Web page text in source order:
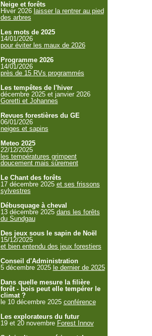
Neige et forêts
Hiver 2026 laisser la rentrer au pied
des arbres
Les mots de 2025
14/01/2026
pour éviter les maux de 2026
Programme 2026
14/01/2026
près de 15 RVs programmés
Les tempêtes de l'hiver
décembre 2025 et janvier 2026
Goretti et Johannes
Revues forestières du GE
06/01/2026
neiges et sapins
Meteo 2025
22/12/2025
les températures grimpent
doucement mais sûrement
Le Chant des forêts
17 décembre 2025 et ses frissons
sylvestres
Débusquage à cheval
13 décembre 2025 dans les forêts
du Sundgau
Des jeux sous le sapin de Noël
15/12/2025
et bien entendu des jeux forestiers
Conseil d'Administration
5 décembre 2025 le dernier de 2025
Dans quelle mesure la filière
forêt - bois peut elle tempérer le
climat ?
le 10 décembre 2025 conférence
Les explorateurs du futur
19 et 20 novembre Forest Innov